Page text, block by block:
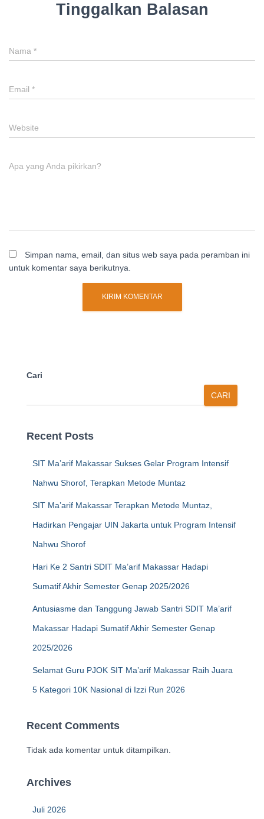
Tinggalkan Balasan
Nama *
Email *
Website
Apa yang Anda pikirkan?
Simpan nama, email, dan situs web saya pada peramban ini
untuk komentar saya berikutnya.
Cari
CARI
Recent Posts
SIT Ma’arif Makassar Sukses Gelar Program Intensif
Nahwu Shorof, Terapkan Metode Muntaz
SIT Ma’arif Makassar Terapkan Metode Muntaz,
Hadirkan Pengajar UIN Jakarta untuk Program Intensif
Nahwu Shorof
Hari Ke 2 Santri SDIT Ma’arif Makassar Hadapi
Sumatif Akhir Semester Genap 2025/2026
Antusiasme dan Tanggung Jawab Santri SDIT Ma’arif
Makassar Hadapi Sumatif Akhir Semester Genap
2025/2026
Selamat Guru PJOK SIT Ma’arif Makassar Raih Juara
5 Kategori 10K Nasional di Izzi Run 2026
Recent Comments
Tidak ada komentar untuk ditampilkan.
Archives
Juli 2026